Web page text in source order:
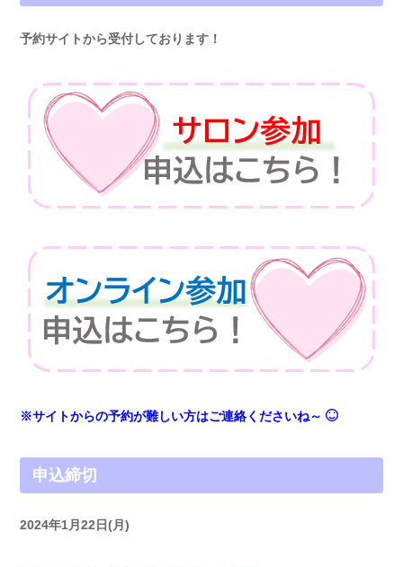
予約サイトから受付しております！
※サイトからの予約が難しい方はご連絡くださいね～
申込締切
2024年1月22日(月)